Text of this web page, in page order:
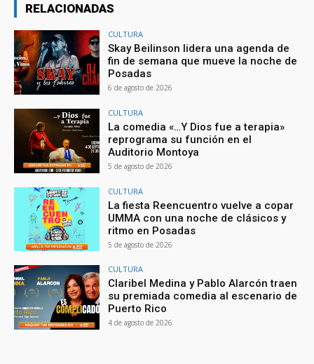
RELACIONADAS
CULTURA
Skay Beilinson lidera una agenda de
fin de semana que mueve la noche de
Posadas
6 de agosto de 2026
CULTURA
La comedia «…Y Dios fue a terapia»
reprograma su función en el
Auditorio Montoya
5 de agosto de 2026
CULTURA
La fiesta Reencuentro vuelve a copar
UMMA con una noche de clásicos y
ritmo en Posadas
5 de agosto de 2026
CULTURA
Claribel Medina y Pablo Alarcón traen
su premiada comedia al escenario de
Puerto Rico
4 de agosto de 2026